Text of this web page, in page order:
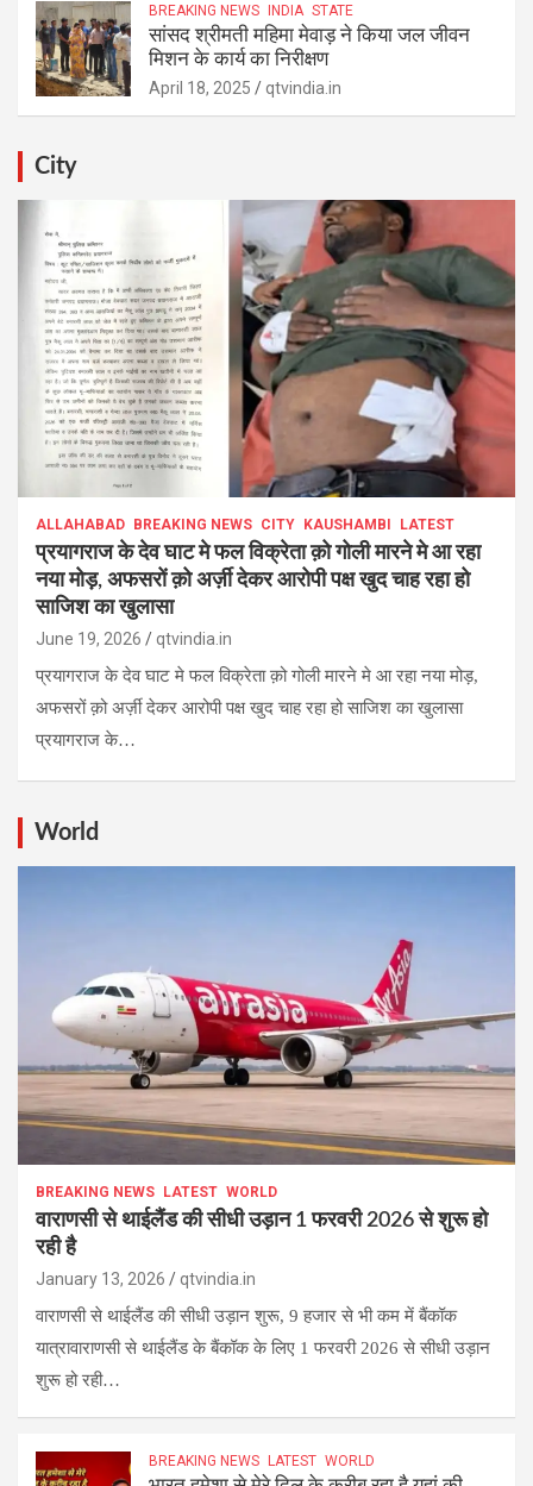
BREAKING NEWS INDIA STATE
सांसद श्रीमती महिमा मेवाड़ ने किया जल जीवन
मिशन के कार्य का निरीक्षण
April 18, 2025 qtvindia.in
City
ALLAHABAD BREAKING NEWS CITY KAUSHAMBI LATEST
प्रयागराज के देव घाट मे फल विक्रेता क़ो गोली मारने मे आ रहा
नया मोड़, अफसरों क़ो अर्ज़ी देकर आरोपी पक्ष खुद चाह रहा हो
साजिश का खुलासा
June 19, 2026
qtvindia.in
प्रयागराज के देव घाट मे फल विक्रेता क़ो गोली मारने मे आ रहा नया मोड़,
अफसरों क़ो अर्ज़ी देकर आरोपी पक्ष खुद चाह रहा हो साजिश का खुलासा
प्रयागराज के…
World
BREAKING NEWS LATEST WORLD
वाराणसी से थाईलैंड की सीधी उड़ान 1 फरवरी 2026 से शुरू हो
रही है
January 13, 2026
qtvindia.in
वाराणसी से थाईलैंड की सीधी उड़ान शुरू, 9 हजार से भी कम में बैंकॉक
यात्रावाराणसी से थाईलैंड के बैंकॉक के लिए 1 फरवरी 2026 से सीधी उड़ान
शुरू हो रही…
BREAKING NEWS LATEST WORLD